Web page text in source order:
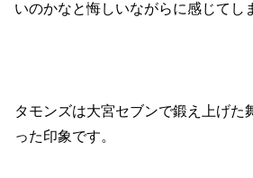
いのかなと悔しいながらに感じてし
タモンズは大宮セブンで鍛え上げた
った印象です。